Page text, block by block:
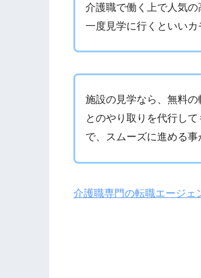
介護職で働く上で人気
一度見学に行くといいカ
施設の見学なら、無料
とのやり取りを代行し
で、スムーズに進める事
介護職専門の転職エージェ